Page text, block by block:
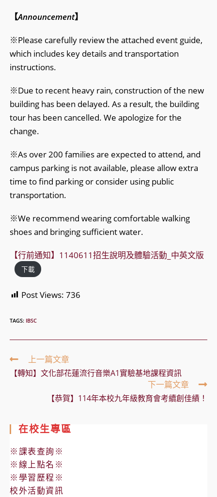
【Announcement】
※Please carefully review the attached event guide,
which includes key details and transportation
instructions.
※Due to recent heavy rain, construction of the new
building has been delayed. As a result, the building
tour has been cancelled. We apologize for the
change.
※As over 200 families are expected to attend, and
campus parking is not available, please allow extra
time to find parking or consider using public
transportation.
※We recommend wearing comfortable walking
shoes and bringing sufficient water.
【行前通知】1140611招生說明及體驗活動_中英文版
下載
Post Views: 736
TAGS: IBSC
Read
more
articles
上一篇文章
【轉知】文化部花蓮流行音樂A1實驗基地課程資訊
下一篇文章
【恭賀】114年本校九年級教育會考續創佳績！
在校生專區
※課表查詢※
※線上點名※
※學習歷程※
校外活動資訊